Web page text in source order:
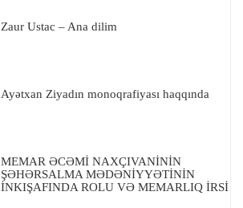
Zaur Ustac – Ana dilim
Ayətxan Ziyadın monoqrafiyası haqqında
MEMAR ƏCƏMİ NAXÇIVANİNİN
ŞƏHƏRSALMA MƏDƏNİYYƏTİNİN
İNKIŞAFINDA ROLU VƏ MEMARLIQ İRSİ